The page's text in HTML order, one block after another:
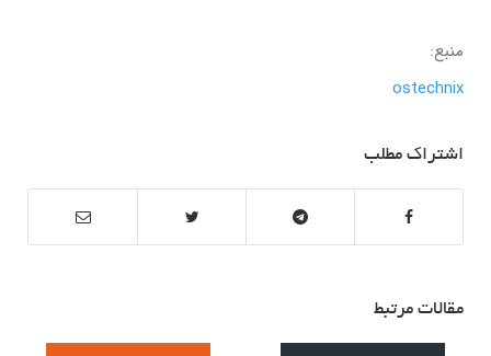
منبع:
ostechnix
اشتراک مطلب
مقالات مرتبط